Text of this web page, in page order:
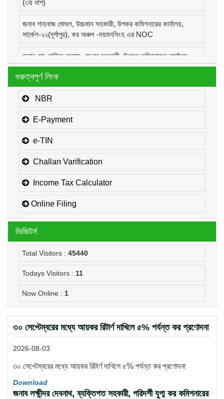
৩০ সেপ্টেম্বরের মধ্যে আয়কর রিটার্ণ দাখিলে ৫% পর্যন্ত কর প্রণোদনা
2026-08-03
৩০ সেপ্টেম্বরের মধ্যে আয়কর রিটার্ণ দাখিলে ৫% পর্যন্ত কর প্রণোদনা
Download
জনাব লক্ষীন্দর দেবনাথ, ব্যক্তিগত সহকারী, পরিদর্শী যুগ্ম কর কমিশনারের
(৩য় ধাপ)
জনাব শাহনাজ মোঘল, উচ্চমান সহকারী, উপকর কমিশনারের কার্যালয়,
সার্কেল-২২(দূর্গাপুর), কর অঞ্চল -ময়মনসিংহ এর NOC
জনাব মোঃ হাবিবুর রহমান, প্রধান সহকারী, উপকর কমিশনারের কার্যালয়,
সার্কেল-১(কোম্পানীজ), কর অঞ্চল -ময়মনসিংহ এর NOC
জনাব মোঃ মোরাদুজ্জামান, সাঁট মুদ্রাক্ষরিক কাম-কম্পিউটার অপারেটর, উপকর
কমিশনারের কার্যালয়, সার্কেল-১(কোম্পানীজ), কর অঞ্চল -ময়মনসিংহ এর
গুরুত্বপূর্ণ লিংক
NBR
E-Payment
e-TIN
Challan Varification
Income Tax Calculator
Online Filing
ভিজিটর্স
Total Visitors : 45440
Todays Visitors : 11
Now Online : 1